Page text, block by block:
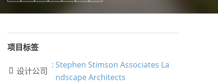
项目标签
 设计公司
: Stephen Stimson Associates La
ndscape Architects